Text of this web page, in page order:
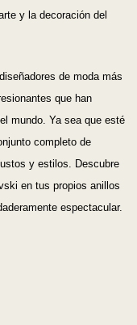
y la decoración del
de moda más
que han
mundo. Ya sea que esté
completo de
y estilos. Descubre
en tus propios anillos
espectacular.